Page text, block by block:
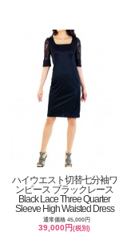
ハイウエスト切替七分袖ワ
ンピース ブラックレース
Black Lace Three Quarter
Sleeve High Waisted Dress
通常価格 45,000円
39,000円(税別)